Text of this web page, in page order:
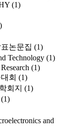
(1)
논문집 (1)
Technology (1)
(1)
회 (1)
회지 (1)
(1)
and